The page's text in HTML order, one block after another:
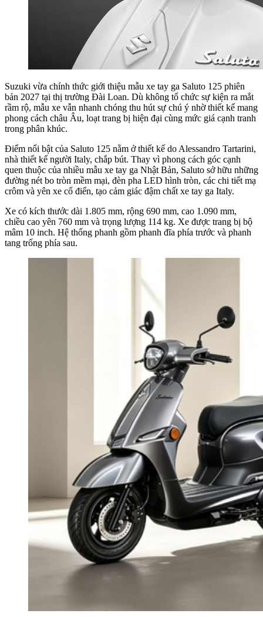
Suzuki vừa chính thức giới thiệu mẫu xe tay ga Saluto 125 phiên
bản 2027 tại thị trường Đài Loan. Dù không tổ chức sự kiện ra mắt
rầm rộ, mẫu xe vẫn nhanh chóng thu hút sự chú ý nhờ thiết kế mang
phong cách châu Âu, loạt trang bị hiện đại cùng mức giá cạnh tranh
trong phân khúc.
Điểm nổi bật của Saluto 125 nằm ở thiết kế do Alessandro Tartarini,
nhà thiết kế người Italy, chắp bút. Thay vì phong cách góc cạnh
quen thuộc của nhiều mẫu xe tay ga Nhật Bản, Saluto sở hữu những
đường nét bo tròn mềm mại, đèn pha LED hình tròn, các chi tiết mạ
crôm và yên xe cổ điển, tạo cảm giác đậm chất xe tay ga Italy.
Xe có kích thước dài 1.805 mm, rộng 690 mm, cao 1.090 mm,
chiều cao yên 760 mm và trọng lượng 114 kg. Xe được trang bị bộ
mâm 10 inch. Hệ thống phanh gồm phanh đĩa phía trước và phanh
tang trống phía sau.